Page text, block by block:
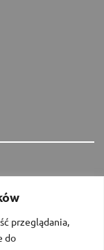
przeglądania,
do